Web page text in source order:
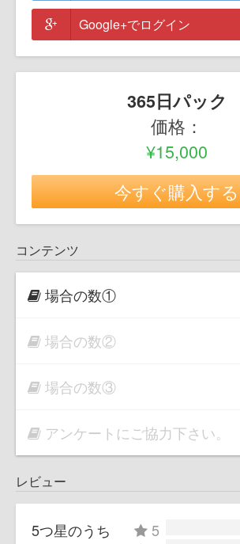
Google+でログイン
365日パック
価格：
¥15,000
今すぐ購入する
コンテンツ
場合の数①
場合の数②
場合の数③
アンケートにご協力下さい。
レビュー
5つ星のうち
5